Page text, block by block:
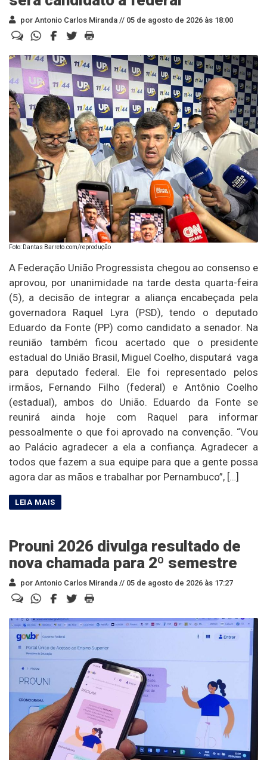
por Antonio Carlos Miranda // 05 de agosto de 2026 às 18:00
Foto: Dantas Barreto.com/reprodução
A Federação União Progressista chegou ao consenso e
aprovou, por unanimidade na tarde desta quarta-feira
(5), a decisão de integrar a aliança encabeçada pela
governadora Raquel Lyra (PSD), tendo o deputado
Eduardo da Fonte (PP) como candidato a senador. Na
reunião também ficou acertado que o presidente
estadual do União Brasil, Miguel Coelho, disputará vaga
para deputado federal. Ele foi representado pelos
irmãos, Fernando Filho (federal) e Antônio Coelho
(estadual), ambos do União. Eduardo da Fonte se
reunirá ainda hoje com Raquel para informar
pessoalmente o que foi aprovado na convenção. “Vou
ao Palácio agradecer a ela a confiança. Agradecer a
todos que fazem a sua equipe para que a gente possa
agora dar as mãos e trabalhar por Pernambuco”, […]
Prouni 2026 divulga resultado de
nova chamada para 2º semestre
por Antonio Carlos Miranda // 05 de agosto de 2026 às 17:27